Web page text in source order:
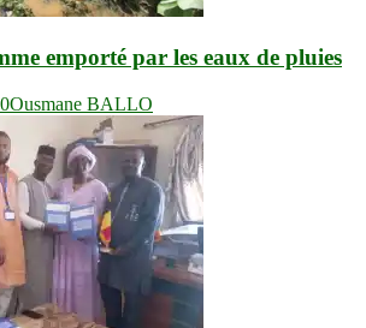
emporté par les eaux de pluies
Ousmane BALLO